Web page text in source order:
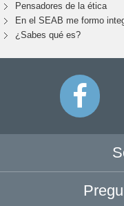
Pensadores de la ética
En el SEAB me formo
¿Sabes qué es?